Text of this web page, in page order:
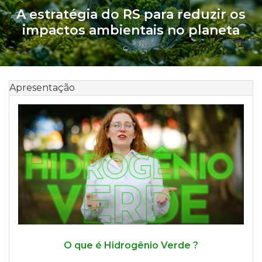
busca
A estratégia do RS para reduzir os
impactos ambientais no planeta
Apresentação
O que é Hidrogênio Verde ?